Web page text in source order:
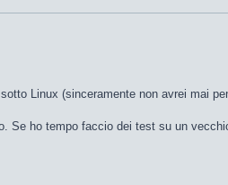
Linux (sinceramente non avrei mai
Se ho tempo faccio dei test su un